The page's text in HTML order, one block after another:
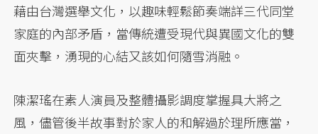
藉由台灣選舉文化，以趣味輕鬆節奏端詳三代同堂
家庭的內部矛盾，當傳統遭受現代與異國文化的雙
面夾擊，湧現的心結又該如何隨雪消融。
陳潔瑤在素人演員及整體攝影調度掌握具大將之
風，儘管後半故事對於家人的和解過於理所應當，